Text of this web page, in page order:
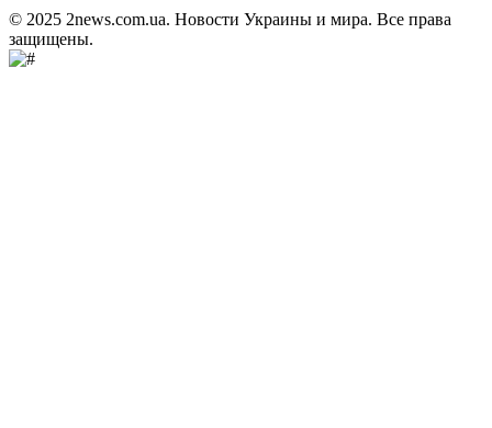
© 2025 2news.com.ua. Новости Украины и мира. Все права
защищены.